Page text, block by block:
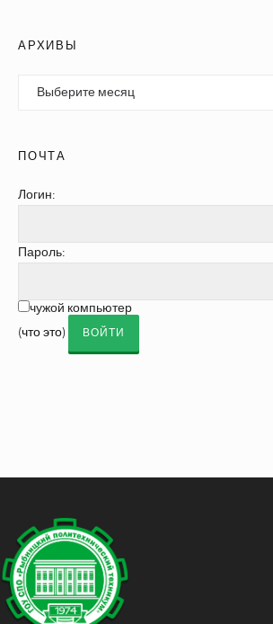
АРХИВЫ
ПОЧТА
Логин:
Пароль:
чужой компьютер
(что это)